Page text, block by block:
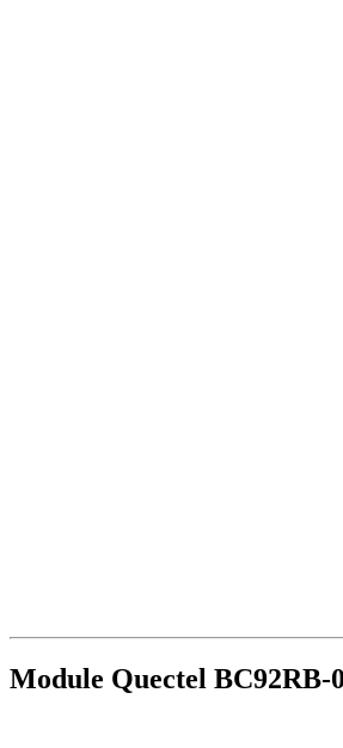
Module Quectel BC92RB-